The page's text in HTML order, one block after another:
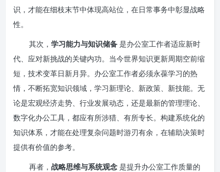
识，才能在细枝末节中体现高站位，在日常事务中彰显战略
性。
其次， 学习能力与知识储备 是办公室工作者适应新时
代、应对新挑战的关键内功。当今世界知识更新周期空前缩
短，技术变革日新月异。办公室工作者必须永葆学习的热
情，不断拓宽知识领域，学习新理论、新政策、新技能。无
论是宏观经济走势、行业发展动态，还是最新的管理理论、
数字化办公工具，都应有所涉猎、有所专长。构建系统化的
知识体系，才能在处理复杂问题时游刃有余，在辅助决策时
提供有价值的参考。
再者， 战略思维与系统观念 是提升办公室工作质量的